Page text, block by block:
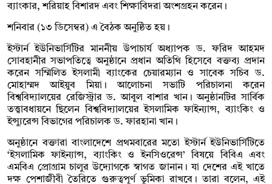
ব্যাংকার, শরিয়াহ বিশারদ এবং শিক্ষাবিদরা অংশগ্রহন করেন।
শনিবার (১৩ ডিসেম্বর) এ বৈঠক অনুষ্ঠিত হয়।
ইস্টার্ন ইউনিভার্সিটির মাননীয় উপাচার্য অধ্যাপক ড. ফরিদ আহমদ
সোবহানীর সভাপতিত্বে অনুষ্ঠানে প্রধান অতিথি হিসেবে বক্তব্য প্রদান
করেন সম্মিলিত ইসলামী ব্যাংকের চেয়ারম্যান ও সাবেক সচিব ড.
মোহাম্মদ আইয়ুব মিয়া। আলোচনা সভাটি পরিচালনা করেন
বিশ্ববিদ্যালয়ের রেজিস্ট্রার ড. আবুল বাশার খান। অনুষ্ঠানটির সার্বিক
তত্ত্বাবধায়নে ছিলেন বিশ্ববিদ্যালয়ের ইসলামিক ফাইন্যান্স, ব্যাংকিং ও
ইন্স্যুরেন্স বিভাগের পরিচালক ড. ফারহানা খান।
অনুষ্ঠানে বক্তারা বাংলাদেশে প্রথমবারের মতো ইস্টার্ন ইউনিভার্সিটিতে
‘ইসলামিক ফাইন্যান্স, ব্যাংকিং ও ইনসিওরেন্স’ বিষয়ে বিবিএ এবং
এমবিএ প্রোগ্রাম চালুর উদ্যোগকে স্বাগত জানান। যা দেশের এই খাতে
দক্ষ পেশাজীবী তৈরিতে গুরুত্বপূর্ণ ভূমিকা রাখবে। তারা বলেন, এই